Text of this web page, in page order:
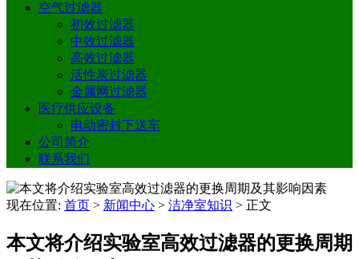
空气过滤器
初效过滤器
中效过滤器
高效过滤器
活性炭过滤器
金属网过滤器
医疗供应设备
电动密封下送车
公司简介
联系我们
现在位置: 首页 > 新闻中心 > 洁净室知识 > 正文
本文将介绍实验室高效过滤器的更换周期